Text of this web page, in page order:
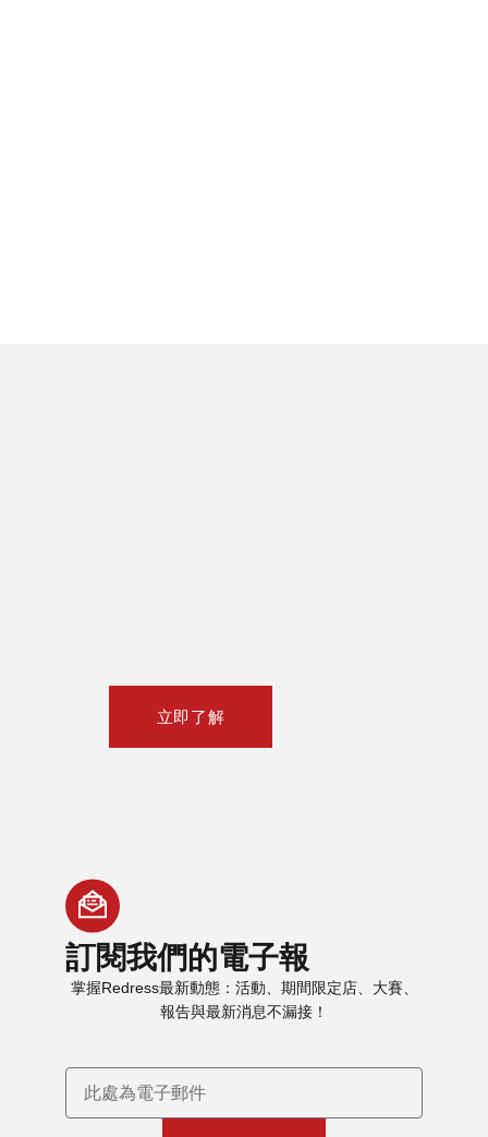
立即了解
訂閱我們的電子報
掌握Redress最新動態：活動、期間限定店、大賽、
報告與最新消息不漏接！